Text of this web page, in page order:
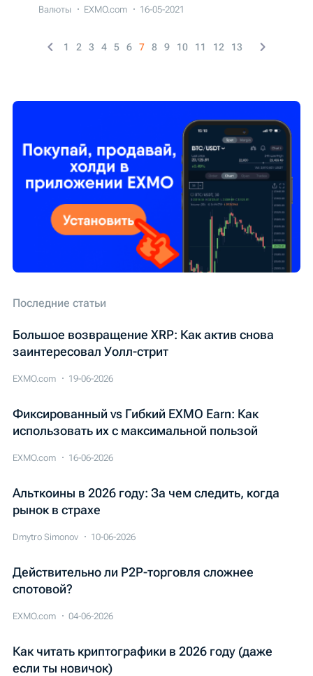
Валюты EXMO.com 16-05-2021
1 2 3 4 5 6 7 8 9 10 11 12 13
Последние статьи
Большое возвращение XRP: Как актив снова
заинтересовал Уолл-стрит
EXMO.com 19-06-2026
Фиксированный vs Гибкий EXMO Earn: Как
использовать их с максимальной пользой
EXMO.com 16-06-2026
Альткоины в 2026 году: За чем следить, когда
рынок в страхе
Dmytro Simonov 10-06-2026
Действительно ли P2P-торговля сложнее
спотовой?
EXMO.com 04-06-2026
Как читать криптографики в 2026 году (даже
если ты новичок)